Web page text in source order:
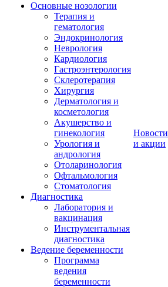
Основные нозологии
Терапия и
гематология
Эндокринология
Неврология
Кардиология
Гастроэнтерология
Склеротерапия
Хирургия
Дерматология и
косметология
Акушерство и
гинекология
Урология и
андрология
Отоларинология
Офтальмология
Стоматология
Диагностика
Лаборатория и
вакцинация
Инструментальная
диагностика
Ведение беременности
Программа
ведения
беременности
Новости
и акции